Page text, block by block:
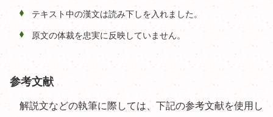
テキスト中の漢文は読み下しを入れました。
原文の体裁を忠実に反映していません。
参考文献
解説文などの執筆に際しては、下記の参考文献を使用し